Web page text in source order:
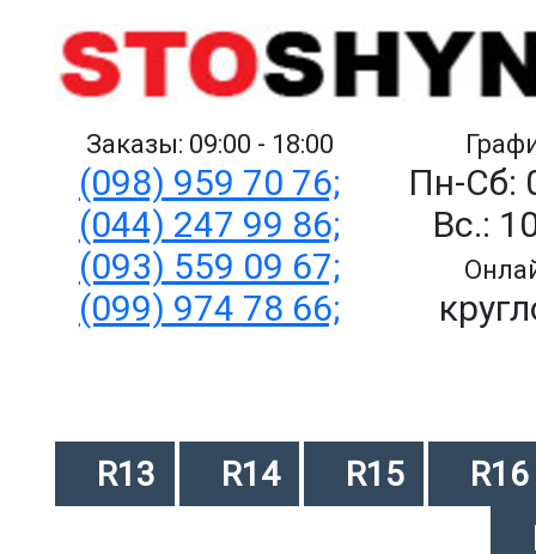
Заказы: 09:00 - 18:00
(098) 959 70 76;
(044) 247 99 86;
(093) 559 09 67;
(099) 974 78 66;
Пн-Сб:
Вс.:
R13 R14 R15
R16